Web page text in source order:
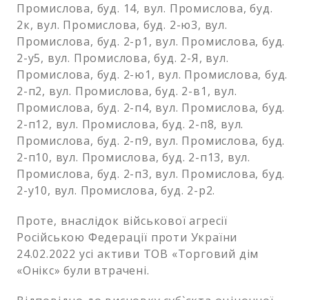
Промислова, буд. 14, вул. Промислова, буд.
2к, вул. Промислова, буд. 2-ю3, вул.
Промислова, буд. 2-р1, вул. Промислова, буд.
2-у5, вул. Промислова, буд. 2-Я, вул.
Промислова, буд. 2-ю1, вул. Промислова, буд.
2-п2, вул. Промислова, буд. 2-в1, вул.
Промислова, буд. 2-п4, вул. Промислова, буд.
2-п12, вул. Промислова, буд. 2-п8, вул.
Промислова, буд. 2-п9, вул. Промислова, буд.
2-п10, вул. Промислова, буд. 2-п13, вул.
Промислова, буд. 2-п3, вул. Промислова, буд.
2-у10, вул. Промислова, буд. 2-р2.
Проте, внаслідок військової агресії
Російською Федерації проти України
24.02.2022 усі активи ТОВ «Торговий дім
«Онікс» були втрачені.